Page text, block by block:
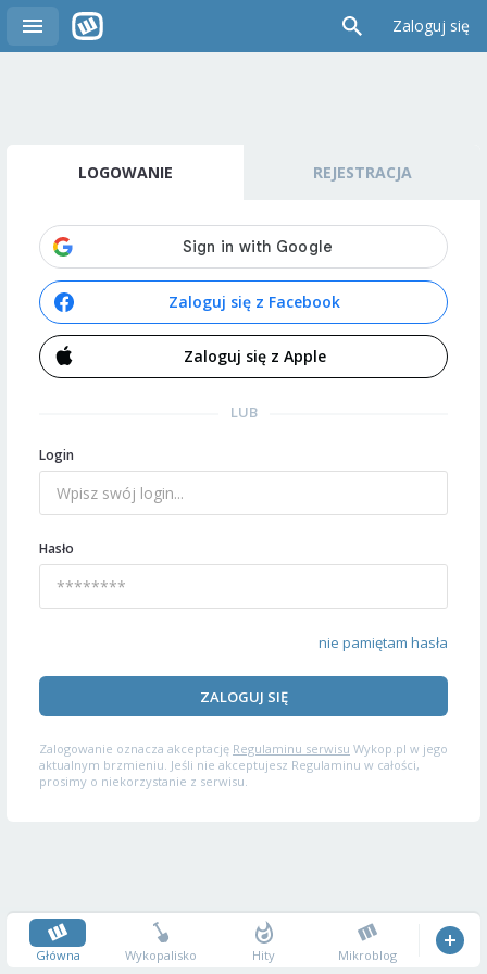
Zaloguj się
LOGOWANIE REJESTRACJA
Zaloguj się z Facebook
Zaloguj się z Apple
LUB
Login
Hasło
nie pamiętam hasła
ZALOGUJ SIĘ
Zalogowanie oznacza akceptację Regulaminu serwisu Wykop.pl w jego
aktualnym brzmieniu. Jeśli nie akceptujesz Regulaminu w całości,
prosimy o niekorzystanie z serwisu.
Główna Wykopalisko Hity Mikroblog